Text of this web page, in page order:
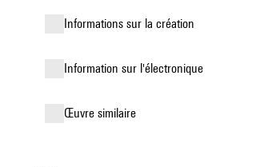
informations sur la création
Information sur l'électronique
œuvre similaire